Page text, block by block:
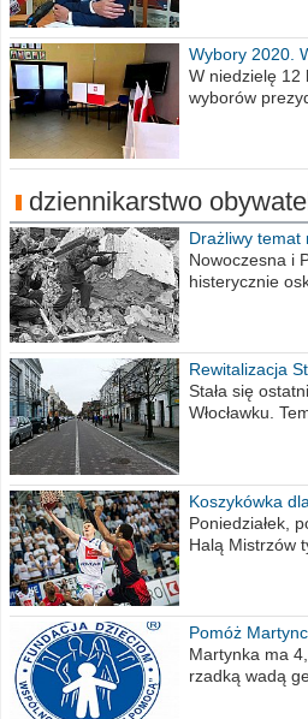
Wybory 2020.
procent
W niedzielę 12
wyborów
dziennikarstwo
Drażliwy temat
Nowoczesna i
histerycznie
Rewitalizacja
Stała się
Włocławku.
Koszykówka
Poniedziałek,
Halą Mistrzów
Pomóż
Martynka ma
rzadką wadą